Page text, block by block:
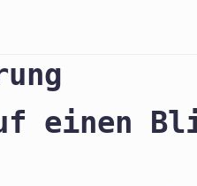
einen